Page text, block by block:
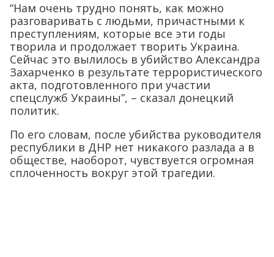
“Нам очень трудно понять, как можно
разговаривать с людьми, причастными к
преступлениям, которые все эти годы
творила и продолжает творить Украина.
Сейчас это вылилось в убийство Александра
Захарченко в результате террористического
акта, подготовленного при участии
спецслужб Украины”, – сказал донецкий
политик.
По его словам, после убийства руководителя
республики в ДНР нет никакого разлада а в
обществе, наоборот, чувствуется огромная
сплоченность вокруг этой трагедии.